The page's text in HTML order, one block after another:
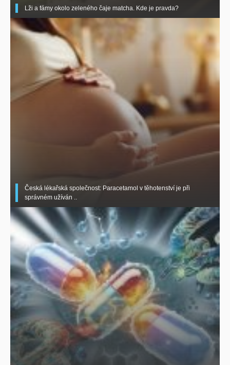
Lži a fámy okolo zeleného čaje matcha. Kde je pravda?
Česká lékařská společnost: Paracetamol v těhotenství je při
správném užíván ..